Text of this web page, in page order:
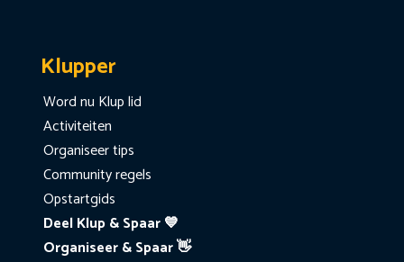
Klupper
Word nu Klup lid
Activiteiten
Organiseer tips
Community regels
Opstartgids
Deel Klup & Spaar 💙
Organiseer & Spaar 👋